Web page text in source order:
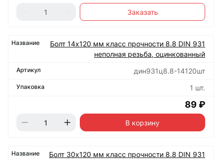
Заказать
Болт 14х120 мм класс прочности 8.8 DIN 931
неполная резьба, оцинкованный
дин931ц8.8-14120шт
1 шт.
89 ₽
В корзину
Болт 30х120 мм класс прочности 8.8 DIN 931